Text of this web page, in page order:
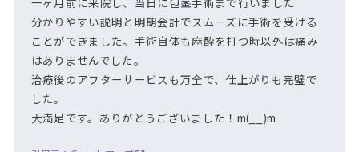
分かりやすい説明と明朗会計でスムーズに手術を受ける
ことができました。手術自体も麻酔を打つ時以外は痛み
はありませんでした。
治療後のアフターサービスも万全で、仕上がりも完璧で
した。
大満足です。ありがとうございました！m(__)m